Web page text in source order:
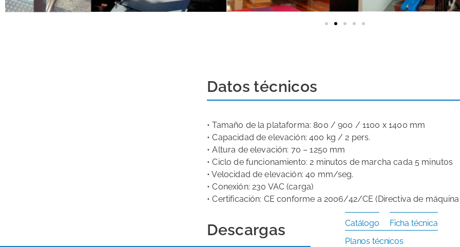
Datos técnicos
• Tamaño de la plataforma: 800 / 900 / 1100 x 1400 mm
• Capacidad de elevación: 400 kg / 2 pers.
• Altura de elevación: 70 – 1250 mm
• Ciclo de funcionamiento: 2 minutos de marcha cada 5 minutos
• Velocidad de elevación: 40 mm/seg.
• Conexión: 230 VAC (carga)
• Certificación: CE conforme a 2006/42/CE (Directiva de
Descargas Catálogo
Ficha técnica
Planos técnicos